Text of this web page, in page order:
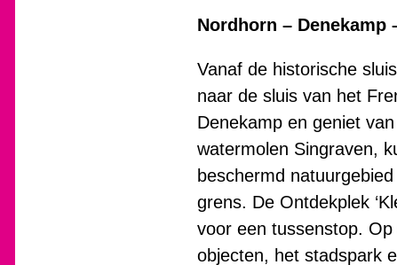
Nordhorn – Denekamp
Vanaf de historische
naar de sluis van het
Denekamp en geniet
watermolen Singraven,
beschermd
grens. De Ontdekplek
voor een tussenstop.
objecten, het stadspark